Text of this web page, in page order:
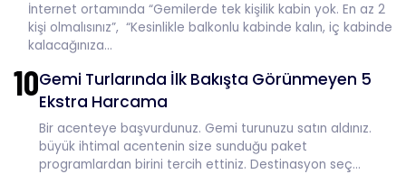
İnternet ortamında “Gemilerde tek kişilik kabin yok. En az 2
kişi olmalısınız”, “Kesinlikle balkonlu kabinde kalın, iç kabinde
kalacağınıza...
10Gemi Turlarında İlk Bakışta Görünmeyen 5
Ekstra Harcama
Bir acenteye başvurdunuz. Gemi turunuzu satın aldınız.
büyük ihtimal acentenin size sunduğu paket
programlardan birini tercih ettiniz. Destinasyon seç...